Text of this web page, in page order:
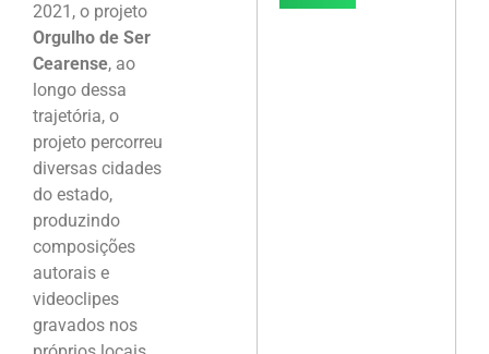
2021, o projeto
Orgulho de Ser
Cearense, ao
longo dessa
trajetória, o
projeto percorreu
diversas cidades
do estado,
produzindo
composições
autorais e
videoclipes
gravados nos